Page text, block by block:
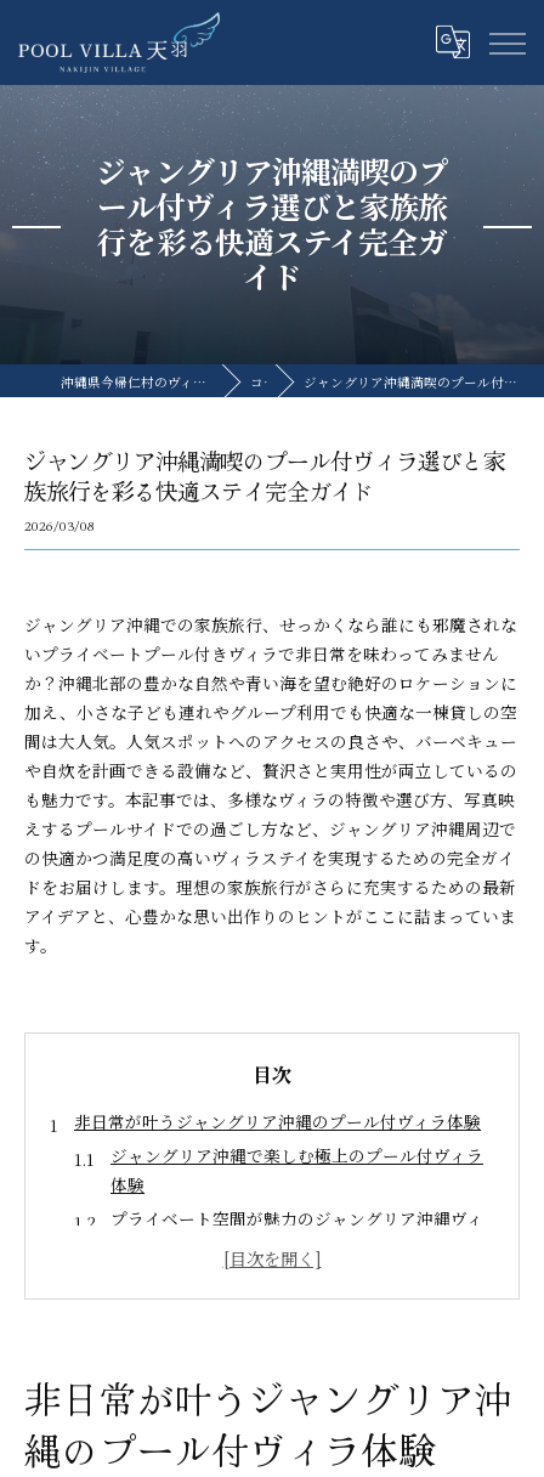
ジャングリア沖縄満喫のプ
ール付ヴィラ選びと家族旅
行を彩る快適ステイ完全ガ
イド
沖縄県今帰仁村のヴィラならプライベートプールヴィラ天羽 コラム ジャングリア沖縄満喫のプール付ヴィラ選びと家族旅行を彩る快適ステイ完全ガイド
ジャングリア沖縄満喫のプール付ヴィラ選びと家
族旅行を彩る快適ステイ完全ガイド
2026/03/08
ジャングリア沖縄での家族旅行、せっかくなら誰にも邪魔されな
いプライベートプール付きヴィラで非日常を味わってみません
か？沖縄北部の豊かな自然や青い海を望む絶好のロケーションに
加え、小さな子ども連れやグループ利用でも快適な一棟貸しの空
間は大人気。人気スポットへのアクセスの良さや、バーベキュー
や自炊を計画できる設備など、贅沢さと実用性が両立しているの
も魅力です。本記事では、多様なヴィラの特徴や選び方、写真映
えするプールサイドでの過ごし方など、ジャングリア沖縄周辺で
の快適かつ満足度の高いヴィラステイを実現するための完全ガイ
ドをお届けします。理想の家族旅行がさらに充実するための最新
アイデアと、心豊かな思い出作りのヒントがここに詰まっていま
す。
目次
非日常が叶うジャングリア沖縄のプール付ヴィラ体験
ジャングリア沖縄で楽しむ極上のプール付ヴィラ
体験
プライベート空間が魅力のジャングリア沖縄ヴィ
自然と調和するジャングリア沖縄のヴィラ宿泊体
験
家族旅行に選ばれる理由と快適ステイの秘訣
非日常が叶うジャングリア沖
縄のプール付ヴィラ体験